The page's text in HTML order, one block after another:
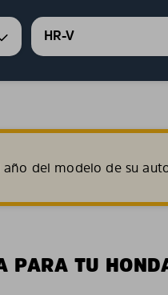
HR-V
año del modelo de su
PARA TU